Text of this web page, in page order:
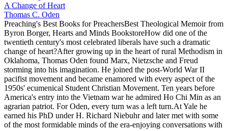
A Change of Heart
Thomas C. Oden
Preaching's Best Books for PreachersBest Theological Memoir from
Byron Borger, Hearts and Minds BookstoreHow did one of the
twentieth century's most celebrated liberals have such a dramatic
change of heart?After growing up in the heart of rural Methodism in
Oklahoma, Thomas Oden found Marx, Nietzsche and Freud
storming into his imagination. He joined the post-World War II
pacifist movement and became enamored with every aspect of the
1950s' ecumenical Student Christian Movement. Ten years before
America's entry into the Vietnam war he admired Ho Chi Min as an
agrarian patriot. For Oden, every turn was a left turn.At Yale he
earned his PhD under H. Richard Niebuhr and later met with some
of the most formidable minds of the era-enjoying conversations with